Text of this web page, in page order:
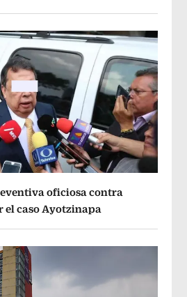
oficiosa contra
el caso Ayotzinapa